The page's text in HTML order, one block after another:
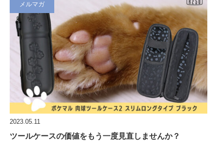
メルマガ
2023.05.11
ツールケースの価値をもう一度見直しませんか？